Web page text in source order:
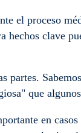
el proceso
hechos clave
partes.
que
en casos